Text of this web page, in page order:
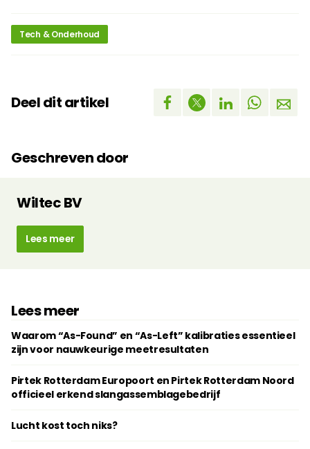
Tech & Onderhoud
Deel dit artikel
Geschreven door
Wiltec BV
Lees meer
Lees meer
Waarom “As-Found” en “As-Left” kalibraties essentieel
zijn voor nauwkeurige meetresultaten
Pirtek Rotterdam Europoort en Pirtek Rotterdam Noord
officieel erkend slangassemblagebedrijf
Lucht kost toch niks?